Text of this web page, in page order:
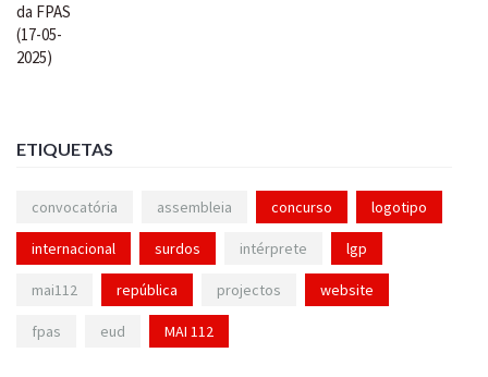
ETIQUETAS
convocatória assembleia concurso logotipo
internacional surdos intérprete lgp
mai112 república projectos website
fpas eud MAI 112